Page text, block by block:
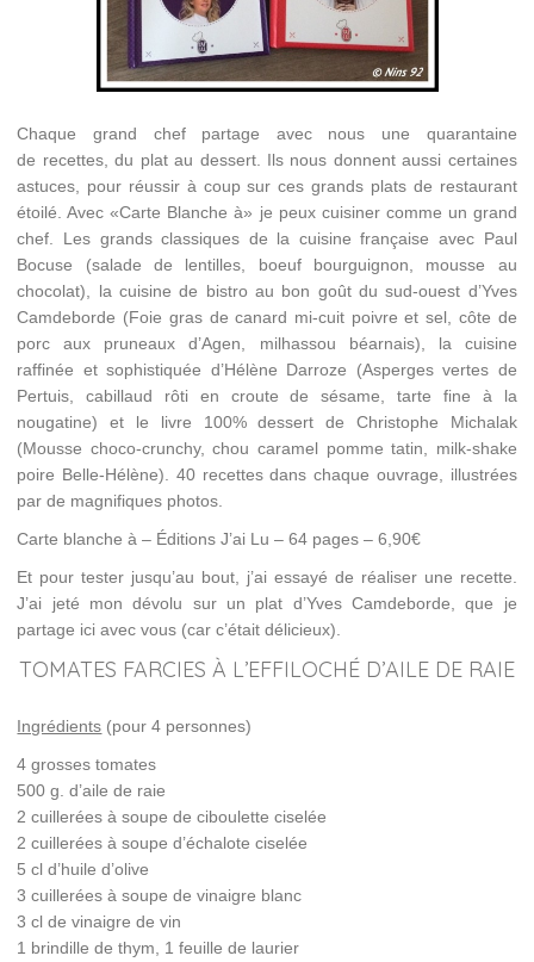
Chaque grand chef partage avec nous une quarantaine
de recettes, du plat au dessert. Ils nous donnent aussi certaines
astuces, pour réussir à coup sur ces grands plats de restaurant
étoilé. Avec «Carte Blanche à» je peux cuisiner comme un grand
chef. Les grands classiques de la cuisine française avec Paul
Bocuse (salade de lentilles, boeuf bourguignon, mousse au
chocolat), la cuisine de bistro au bon goût du sud-ouest d’Yves
Camdeborde (Foie gras de canard mi-cuit poivre et sel, côte de
porc aux pruneaux d’Agen, milhassou béarnais), la cuisine
raffinée et sophistiquée d’Hélène Darroze (Asperges vertes de
Pertuis, cabillaud rôti en croute de sésame, tarte fine à la
nougatine) et le livre 100% dessert de Christophe Michalak
(Mousse choco-crunchy, chou caramel pomme tatin, milk-shake
poire Belle-Hélène). 40 recettes dans chaque ouvrage, illustrées
par de magnifiques photos.
Carte blanche à – Éditions J’ai Lu – 64 pages – 6,90€
Et pour tester jusqu’au bout, j’ai essayé de réaliser une recette.
J’ai jeté mon dévolu sur un plat d’Yves Camdeborde, que je
partage ici avec vous (car c’était délicieux).
TOMATES FARCIES À L’EFFILOCHÉ D’AILE DE RAIE
Ingrédients (pour 4 personnes)
4 grosses tomates
500 g. d’aile de raie
2 cuillerées à soupe de ciboulette ciselée
2 cuillerées à soupe d’échalote ciselée
5 cl d’huile d’olive
3 cuillerées à soupe de vinaigre blanc
3 cl de vinaigre de vin
1 brindille de thym, 1 feuille de laurier